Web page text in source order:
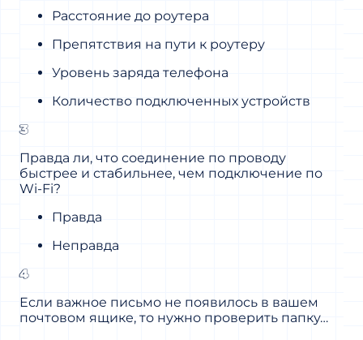
Расстояние до роутера
Препятствия на пути к роутеру
Уровень заряда телефона
Количество подключенных устройств
3
Правда ли, что соединение по проводу
быстрее и стабильнее, чем подключение по
Wi-Fi?
Правда
Неправда
4
Если важное письмо не появилось в вашем
почтовом ящике, то нужно проверить папку…